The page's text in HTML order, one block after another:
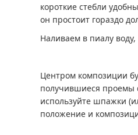
короткие стебли
он простоит гораздо
Наливаем в пиалу воду,
Центром композиции
получившиеся проемы
используйте шпажки
положение и